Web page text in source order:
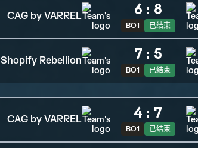
CAG by VARREL 6 : 8
BO1 已结束
Shopify Rebellion 7 : 5
BO1 已结束
CAG by VARREL 4 : 7
BO1 已结束